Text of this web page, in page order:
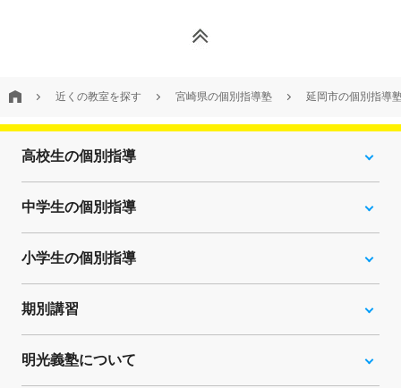
近くの教室を探す 宮崎県の個別指導塾 延岡市の個別指導
高校生の個別指導
中学生の個別指導
小学生の個別指導
期別講習
明光義塾について